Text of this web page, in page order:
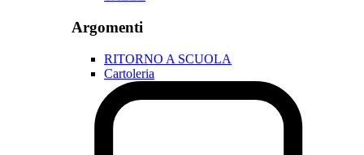
Argomenti
RITORNO A SCUOLA
Cartoleria